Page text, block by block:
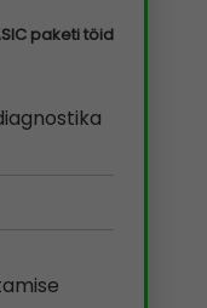
paketi töid